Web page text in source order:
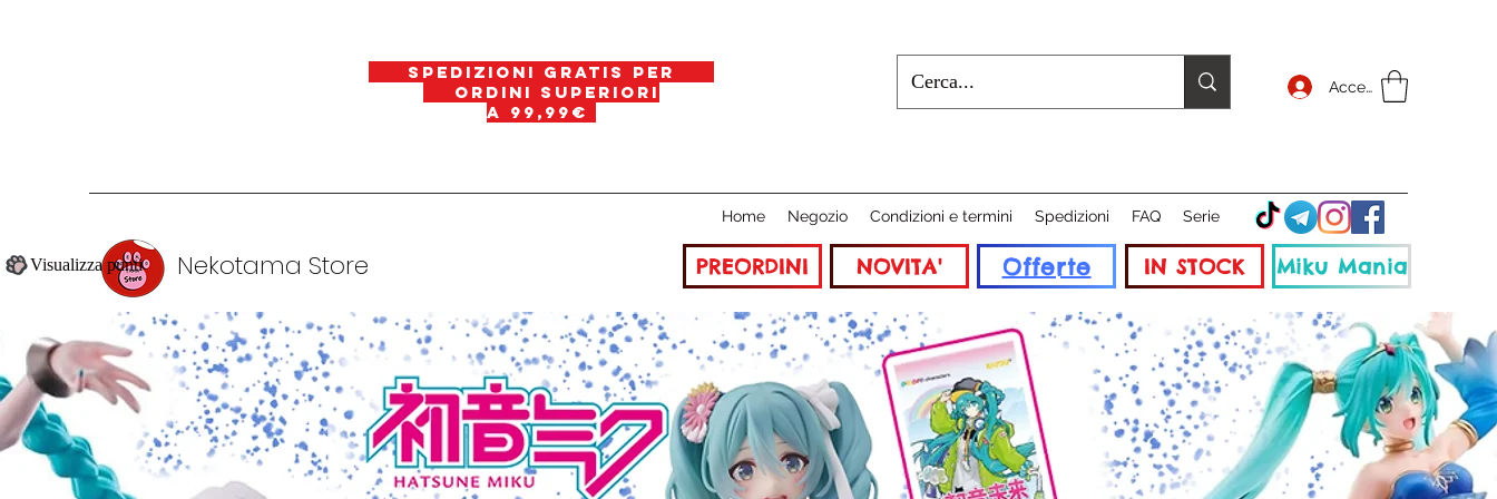
spedizioni gratis per
ordini superiori
a 99,99€
Accedi
Nekotama Store
Visualizza punti
Home Negozio Condizioni e termini Spedizioni FAQ Serie
PREORDINI NOVITA' Offerte IN STOCK Miku Mania